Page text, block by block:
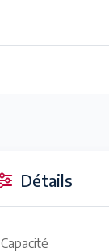
Détails
Capacité